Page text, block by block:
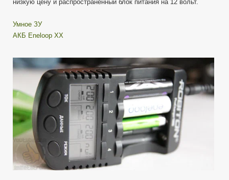
низкую цену и распространенный блок питания на 12 вольт.
Умное ЗУ
АКБ Eneloop XX